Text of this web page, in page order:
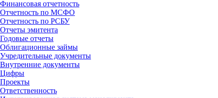
Финансовая отчетность
Отчетность по МСФО
Отчетность по РСБУ
Отчеты эмитента
Годовые отчеты
Облигационные займы
Учредительные документы
Внутренние документы
Цифры
Проекты
Ответственность